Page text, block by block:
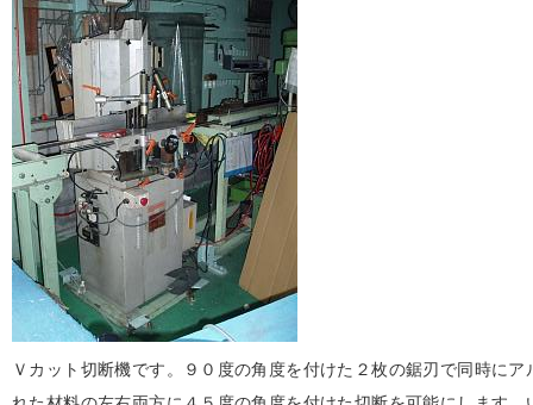
Ｖカット切断機です。９０度の角度を付けた２枚の鋸刃で同時に